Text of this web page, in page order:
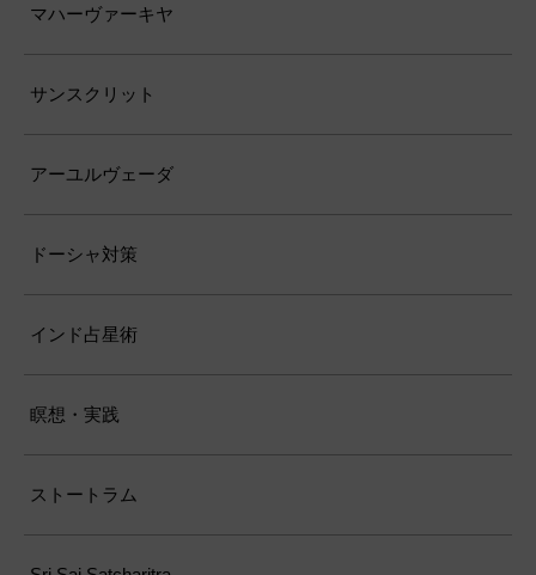
マハーヴァーキヤ
サンスクリット
アーユルヴェーダ
ドーシャ対策
インド占星術
瞑想・実践
ストートラム